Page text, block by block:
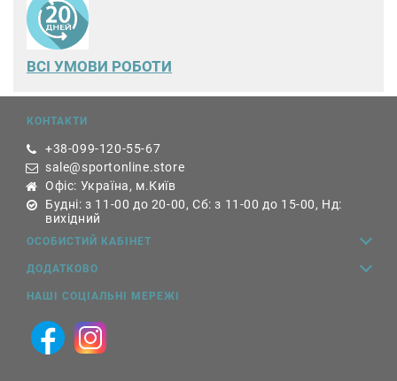
ВСІ УМОВИ РОБОТИ
КОНТАКТИ
+38-099-120-55-67
sale@sportonline.store
Офіс: Україна, м.Київ
Будні: з 11-00 до 20-00, Сб: з 11-00 до 15-00, Нд:
вихідний
ОСОБИСТИЙ КАБІНЕТ
ДОДАТКОВО
НАШІ СОЦІАЛЬНІ МЕРЕЖІ